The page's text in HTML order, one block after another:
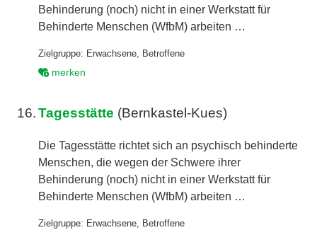
Behinderung (noch) nicht in einer Werkstatt für
Behinderte Menschen (WfbM) arbeiten …
Zielgruppe: Erwachsene, Betroffene
merken
16. Tagesstätte (Bernkastel-Kues)
Die Tagesstätte richtet sich an psychisch behinderte
Menschen, die wegen der Schwere ihrer
Behinderung (noch) nicht in einer Werkstatt für
Behinderte Menschen (WfbM) arbeiten …
Zielgruppe: Erwachsene, Betroffene